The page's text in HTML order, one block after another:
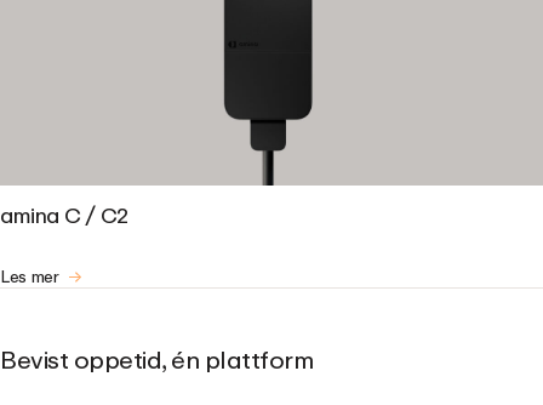
amina C / C2
Les mer
Bevist oppetid, én plattform